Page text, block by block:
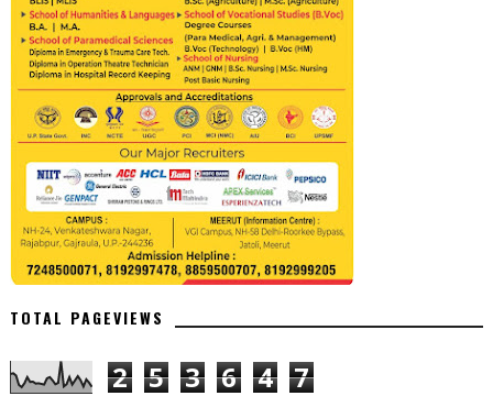
TOTAL PAGEVIEWS
2 5 3 6 4 7